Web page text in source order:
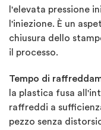
l'elevata pressione
l'iniezione. È un
chiusura dello
il processo.
Tempo di
la plastica fusa
raffreddi a
pezzo senza